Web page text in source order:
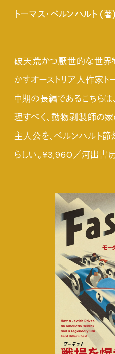
トーマス・ベルンハルト
破天荒かつ厭世的な世界
かすオーストリア人作家ト
中期の長編であるこちら
理すべく、動物剥製師の
主人公を、ベルンハルト節
らしい。¥3,960／河出書